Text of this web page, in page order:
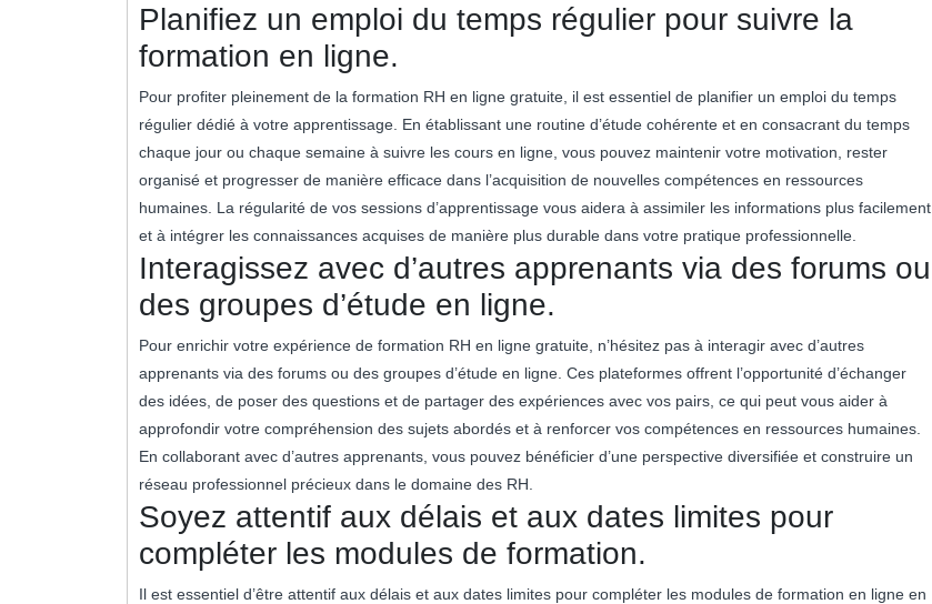
Planifiez un emploi du temps régulier pour suivre la
formation en ligne.
Pour profiter pleinement de la formation RH en ligne gratuite, il est essentiel de planifier un emploi du temps
régulier dédié à votre apprentissage. En établissant une routine d’étude cohérente et en consacrant du temps
chaque jour ou chaque semaine à suivre les cours en ligne, vous pouvez maintenir votre motivation, rester
organisé et progresser de manière efficace dans l’acquisition de nouvelles compétences en ressources
humaines. La régularité de vos sessions d’apprentissage vous aidera à assimiler les informations plus facilement
et à intégrer les connaissances acquises de manière plus durable dans votre pratique professionnelle.
Interagissez avec d’autres apprenants via des forums ou
des groupes d’étude en ligne.
Pour enrichir votre expérience de formation RH en ligne gratuite, n’hésitez pas à interagir avec d’autres
apprenants via des forums ou des groupes d’étude en ligne. Ces plateformes offrent l’opportunité d’échanger
des idées, de poser des questions et de partager des expériences avec vos pairs, ce qui peut vous aider à
approfondir votre compréhension des sujets abordés et à renforcer vos compétences en ressources humaines.
En collaborant avec d’autres apprenants, vous pouvez bénéficier d’une perspective diversifiée et construire un
réseau professionnel précieux dans le domaine des RH.
Soyez attentif aux délais et aux dates limites pour
compléter les modules de formation.
Il est essentiel d’être attentif aux délais et aux dates limites pour compléter les modules de formation en ligne en